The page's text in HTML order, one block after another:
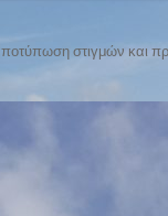
στιγμών και